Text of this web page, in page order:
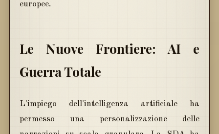
europee.
Le Nuove Frontiere: AI e
Guerra Totale
L'impiego dell'intelligenza artificiale ha
permesso una personalizzazione delle